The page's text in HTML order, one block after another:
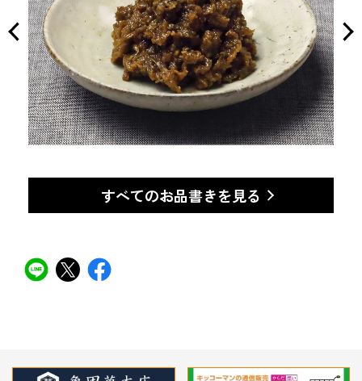
すべてのお品書きを見る